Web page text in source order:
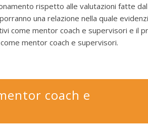
rispetto alle valutazioni fatte
una relazione nella quale
come mentor coach e supervisori e il
mentor coach e supervisori.
coach e